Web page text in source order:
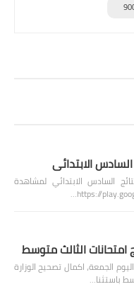
الابتدائي
السادس الابتدائي لمشاهدة
امتحانات الثالث متوسط
الجمعة، اكمال تصحيح الوزارة
باستثنا…